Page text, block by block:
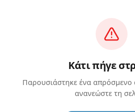
Κάτι πήγε
Παρουσιάστηκε ένα
ανανεώστε τη